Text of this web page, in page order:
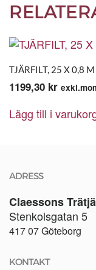
TJÄRFILT, 25 X 0,8 M
1199,30 kr
Lägg till i
ADRESS
Claessons
Stenkolsgatan 5
417 07 Göteborg
KONTAKT